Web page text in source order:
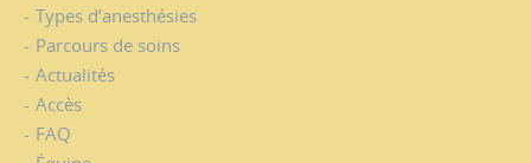
Types d’anesthésies
Parcours de soins
Actualités
Accès
FAQ